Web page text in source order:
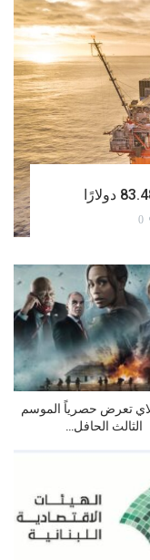
الحساب الجاري
0
الذهب عند أعلى مستوى في 7
أسابيع